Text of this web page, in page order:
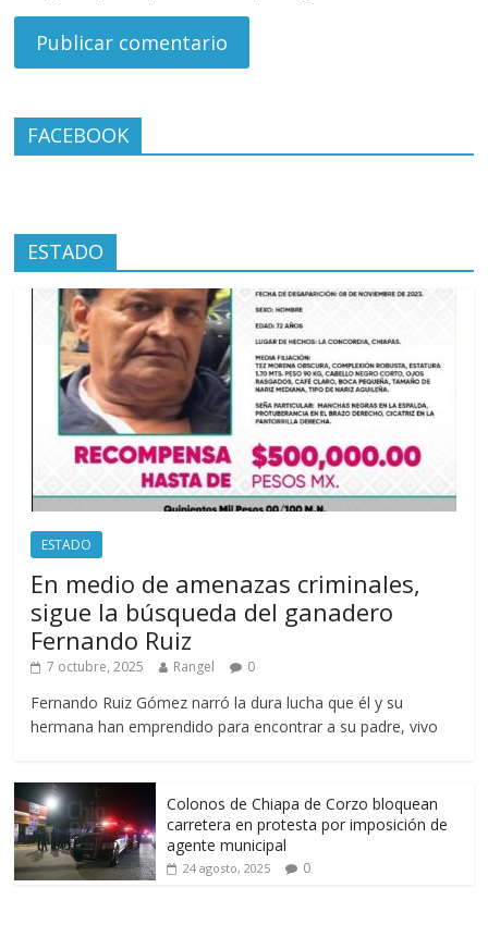
FACEBOOK
ESTADO
ESTADO
En medio de amenazas criminales,
sigue la búsqueda del ganadero
Fernando Ruiz
7 octubre, 2025 Rangel 0
Fernando Ruiz Gómez narró la dura lucha que él y su
hermana han emprendido para encontrar a su padre, vivo
Colonos de Chiapa de Corzo bloquean
carretera en protesta por imposición de
agente municipal
24 agosto, 2025 0